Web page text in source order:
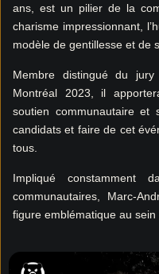
ans, est un pilier de la
charisme impressionnant,
modèle de gentillesse et de
Membre distingué du
Montréal 2023, il
soutien communautaire et
candidats et faire de cet
tous.
Impliqué constamment
communautaires, Marc-
figure emblématique au sein